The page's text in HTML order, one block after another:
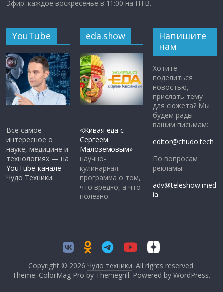
Эфир: каждое воскресенье в 11:00 на НТВ.
YouTube
Всё самое
интересное о
науке, медицине и
технологиях — на
YouTube-канале
Чудо Техники.
eda.show
«Живая еда с
Сергеем
Малозёмовым» —
научно-
кулинарная
программа о том,
что вредно, а что
полезно.
Напишите
нам
Хотите
поделиться
новостью,
прислать тему
для сюжета? Мы
будем рады
вашим письмам:
editor@chudo.tech
По вопросам
рекламы:
adv@teleshow.med
ia
Copyright © 2026 Чудо техники. All rights reserved.
Theme: ColorMag Pro by Themegrill. Powered byWordPress.